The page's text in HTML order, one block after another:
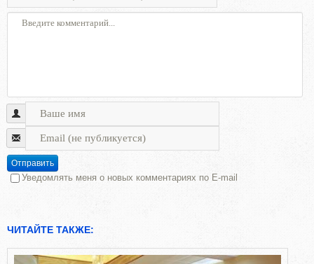
Отправить
Уведомлять меня о новых комментариях по E-mail
ЧИТАЙТЕ ТАКЖЕ: